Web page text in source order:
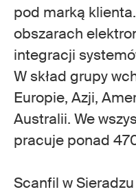
pod marką
obszarach
integracji
W skład grupy
Europie, Azji,
Australii. We
pracuje ponad
Scanfil w